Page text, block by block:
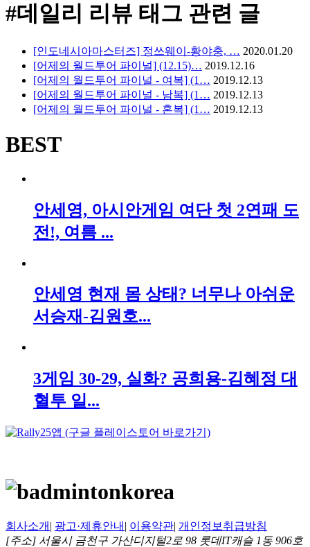
#데일리 리뷰 태그 관련 글
[인도네시아마스터즈] 정쓰웨이-황야충, … 2020.01.20
[어제의 월드투어 파이널] (12.15)… 2019.12.16
[어제의 월드투어 파이널 - 여복] (1… 2019.12.13
[어제의 월드투어 파이널 - 남복] (1… 2019.12.13
[어제의 월드투어 파이널 - 혼복] (1… 2019.12.13
BEST
안세영, 아시안게임 여단 첫 2연패 도
전!, 여름 ...
안세영 현재 몸 상태? 너무나 아쉬운
서승재-김원호...
3게임 30-29, 실화? 공희용-김혜정 대
혈투 일...
회사소개 | 광고·제휴안내 | 이용약관| 개인정보취급방침
[주소] 서울시 금천구 가산디지털2로 98 롯데IT캐슬 1동 906호